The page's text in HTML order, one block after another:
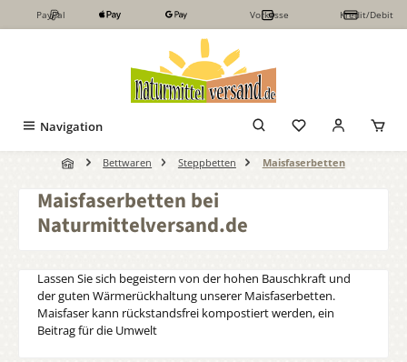
Zum Hauptinhalt springen
PayPal Vorkasse Kredit/Debit
Navigation
Bettwaren Steppbetten Maisfaserbetten
Maisfaserbetten bei
Naturmittelversand.de
Lassen Sie sich begeistern von der hohen Bauschkraft und
der guten Wärmerückhaltung unserer Maisfaserbetten.
Maisfaser kann rückstandsfrei kompostiert werden, ein
Beitrag für die Umwelt